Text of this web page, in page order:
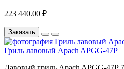
223 440.00 ₽
Заказать
Гриль лавовый Apach APGG-47P